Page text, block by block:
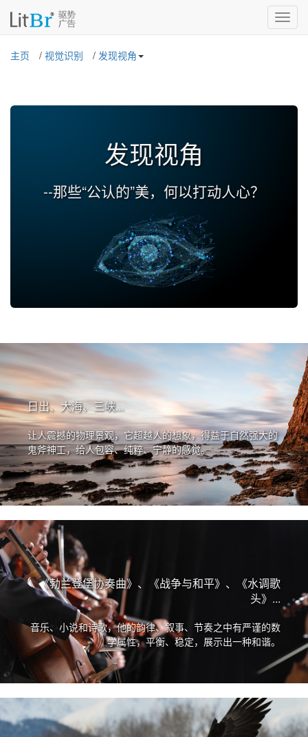
主页
/ 视觉识别 / 发现视角
发现视角
--那些“公认的”美，何以打动人心？
日出、大海、三峡...
让人震撼的物理景观，它超越人的想象，得益于自然强大的
鬼斧神工，给人包容、纯粹、宁静的感觉。
《勃兰登堡协奏曲》、《战争与和平》、《水调歌
头》...
音乐、小说和诗歌，他的韵律、叙事、节奏之中有严谨的数
学属性，平衡、稳定，展示出一种和谐。